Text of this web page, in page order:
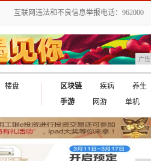
互联网违法和不良信息举报电话：962000
广告
楼盘
区块链 疾病
养生
手游
网游 单机